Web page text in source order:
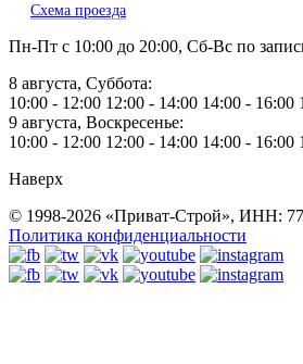
Схема проезда
Пн-Пт с 10:00 до 20:00, Сб-Вс по
8 августа, Суббота:
10:00 - 12:00 12:00 - 14:00 14:00 - 16:00
9 августа, Воскресенье:
10:00 - 12:00 12:00 - 14:00 14:00 - 16:00
Наверх
© 1998-2026 «Приват-Строй», ИНН:
Политика конфиденциальности